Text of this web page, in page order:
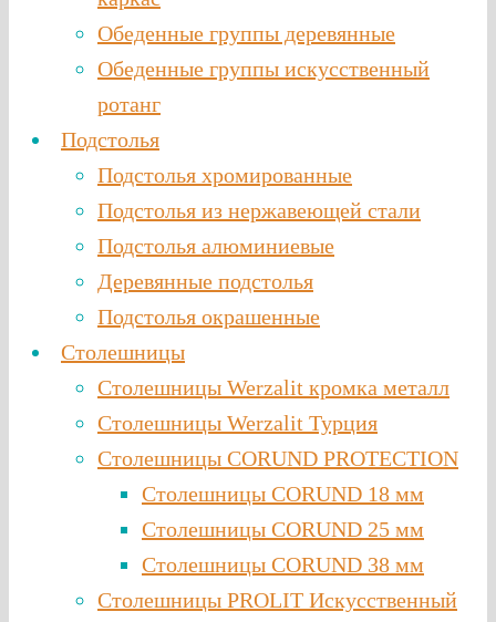
Обеденные группы деревянные
Обеденные группы искусственный
ротанг
Подстолья
Подстолья хромированные
Подстолья из нержавеющей стали
Подстолья алюминиевые
Деревянные подстолья
Подстолья окрашенные
Столешницы
Столешницы Werzalit кромка металл
Столешницы Werzalit Турция
Столешницы CORUND PROTECTION
Столешницы CORUND 18 мм
Столешницы CORUND 25 мм
Столешницы CORUND 38 мм
Столешницы PROLIT Искусственный